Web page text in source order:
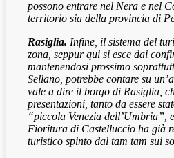
possono entrare nel Nera e nel
territorio sia della provincia di
Rasiglia. Infine, il sistema del
zona, seppur qui si esce dai
mantenendosi prossimo
Sellano, potrebbe contare su
vale a dire il borgo di Rasiglia,
presentazioni, tanto da essere
“piccola Venezia dell’Umbria”,
Fioritura di Castelluccio ha già
turistico spinto dal tam tam sui